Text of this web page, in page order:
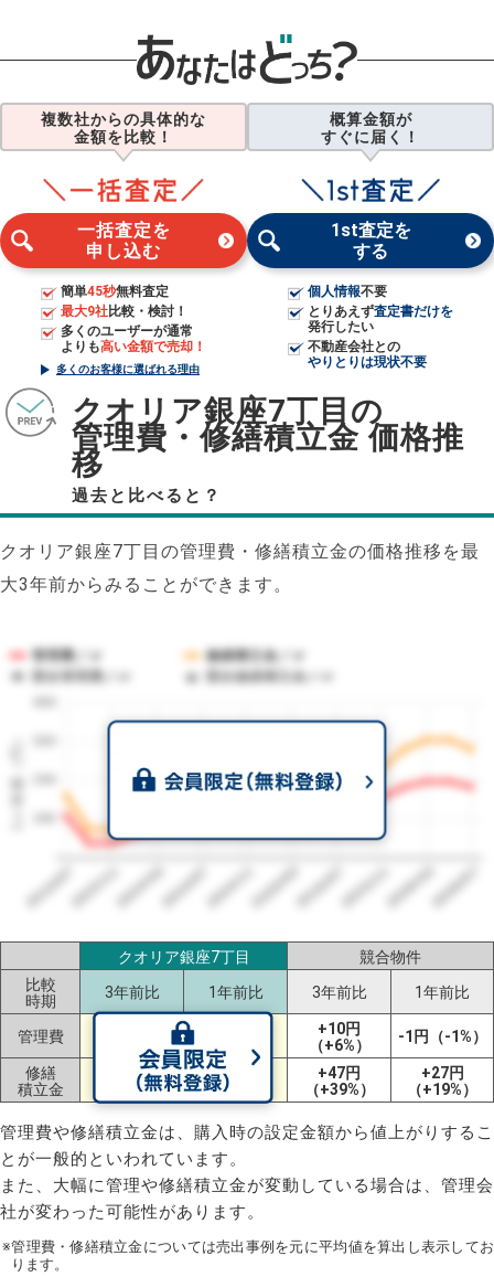
複数社からの具体的な
金額を比較！
一括査定を
申し込む
簡単45秒無料査定
最大9社比較・検討！
多くのユーザーが通常
よりも高い金額で売却！
多くのお客様に選ばれる理由
概算金額が
すぐに届く！
1st査定を
する
個人情報不要
とりあえず査定書だけを
発行したい
不動産会社との
やりとりは現状不要
クオリア銀座7丁目の
管理費・修繕積立金 価格推
移
過去と比べると？
クオリア銀座7丁目の管理費・修繕積立金の価格推移を最
大3年前からみることができます。
1㎡単価（円）
管理費／㎡
修繕積立金／㎡
2023/072023/112024/032024/072024/112025/032025/072025/112026/032026/07
クオリア銀座7丁目
競合物件
比較
時期
3年前比 1年前比 3年前比 1年前比
管理費
（+36%）
（+33%）
+10円
（+6%）
-1円（-1%）
修繕
積立金
+98円
（+47%）
+86円
（+39%）
+47円
（+39%）
+27円
（+19%）
管理費や修繕積立金は、購入時の設定金額から値上がりするこ
とが一般的といわれています。
また、大幅に管理や修繕積立金が変動している場合は、管理会
社が変わった可能性があります。
※管理費・修繕積立金については売出事例を元に平均値を算出し表示してお
ります。